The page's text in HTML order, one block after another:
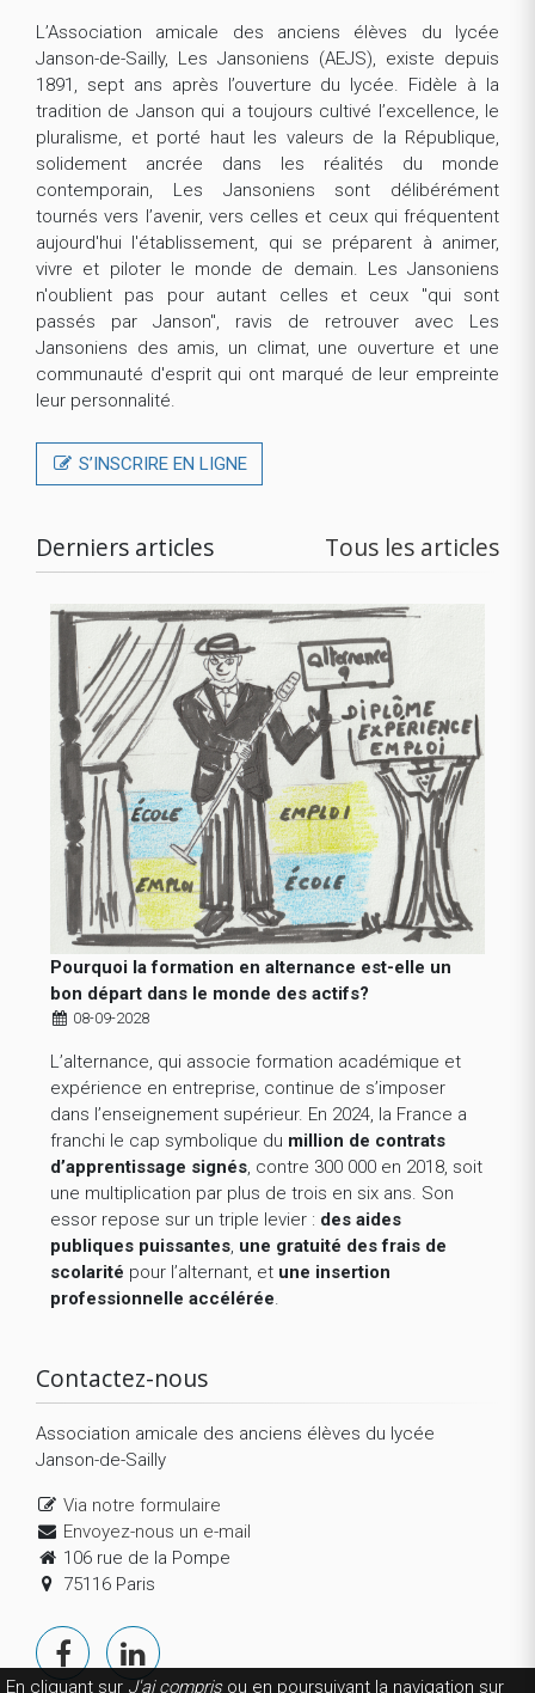
En cliquant sur J'ai comprisou en poursuivant la navigation sur
L’Association amicale des anciens élèves du lycée
Janson-de-Sailly, Les Jansoniens (AEJS), existe depuis
1891, sept ans après l’ouverture du lycée. Fidèle à la
tradition de Janson qui a toujours cultivé l’excellence, le
pluralisme, et porté haut les valeurs de la République,
solidement ancrée dans les réalités du monde
contemporain, Les Jansoniens sont délibérément
tournés vers l’avenir, vers celles et ceux qui fréquentent
aujourd'hui l'établissement, qui se préparent à animer,
vivre et piloter le monde de demain. Les Jansoniens
n'oublient pas pour autant celles et ceux "qui sont
passés par Janson", ravis de retrouver avec Les
Jansoniens des amis, un climat, une ouverture et une
communauté d'esprit qui ont marqué de leur empreinte
leur personnalité.
S’INSCRIRE EN LIGNE
Derniers articles Tous les articles
Pourquoi la formation en alternance est-elle un
bon départ dans le monde des actifs?
08-09-2028
L’alternance, qui associe formation académique et
expérience en entreprise, continue de s’imposer
dans l’enseignement supérieur. En 2024, la France a
franchi le cap symbolique du million de contrats
d’apprentissage signés, contre 300 000 en 2018, soit
une multiplication par plus de trois en six ans. Son
essor repose sur un triple levier : des aides
publiques puissantes, une gratuité des frais de
scolarité pour l’alternant, et une insertion
professionnelle accélérée.
Contactez-nous
Association amicale des anciens élèves du lycée
Janson-de-Sailly
Via notre formulaire
Envoyez-nous un e-mail
106 rue de la Pompe
75116 Paris